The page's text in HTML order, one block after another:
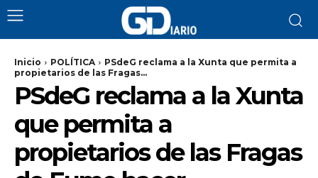
Inicio POLÍTICA
PSdeG reclama a la Xunta que permita a
propietarios de las Fragas...
PSdeG reclama a la Xunta
que permita a
propietarios de las Fragas